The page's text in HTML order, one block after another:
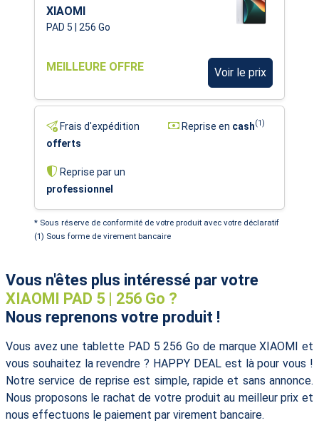
XIAOMI
PAD 5 | 256 Go
MEILLEURE OFFRE Voir le prix
Frais d'expédition
offerts
Reprise en cash(1)
Reprise par un
professionnel
* Sous réserve de conformité de votre produit avec votre déclaratif
(1) Sous forme de virement bancaire
Vous n'êtes plus intéressé par votre
XIAOMI PAD 5 | 256 Go ?
Nous reprenons votre produit !
Vous avez une tablette PAD 5 256 Go de marque XIAOMI et
vous souhaitez la revendre ? HAPPY DEAL est là pour vous !
Notre service de reprise est simple, rapide et sans annonce.
Nous proposons le rachat de votre produit au meilleur prix et
nous effectuons le paiement par virement bancaire.